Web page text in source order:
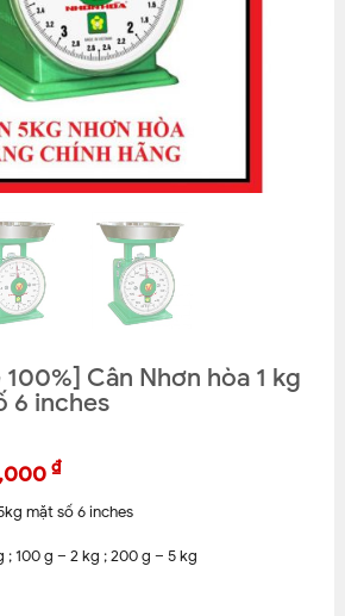
Cân Nhơn hòa 1 kg
6 inches
₫
mặt số 6 inches
; 100 g – 2 kg ; 200 g – 5 kg